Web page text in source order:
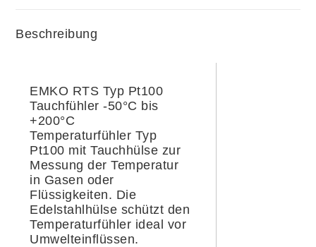
Beschreibung
EMKO RTS Typ Pt100
Tauchfühler -50°C bis
+200°C
Temperaturfühler Typ
Pt100 mit Tauchhülse zur
Messung der Temperatur
in Gasen oder
Flüssigkeiten. Die
Edelstahlhülse schützt den
Temperaturfühler ideal vor
Umwelteinflüssen.